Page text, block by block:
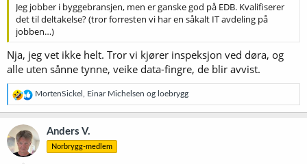
Jeg jobber i byggebransjen, men er ganske god på EDB. Kvalifiserer
det til deltakelse? (tror forresten vi har en såkalt IT avdeling på
jobben…)
Nja, jeg vet ikke helt. Tror vi kjører inspeksjon ved døra, og
alle uten sånne tynne, veike data-fingre, de blir avvist.
R
e
a
s
j
MortenSickel Einar Michelsen og loebrygg
Anders V.
Norbrygg-medlem